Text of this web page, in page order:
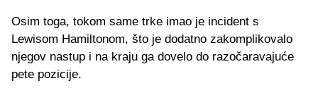
Osim toga, tokom same trke imao je incident s
Lewisom Hamiltonom, što je dodatno zakomplikovalo
njegov nastup i na kraju ga dovelo do razočaravajuće
pete pozicije.